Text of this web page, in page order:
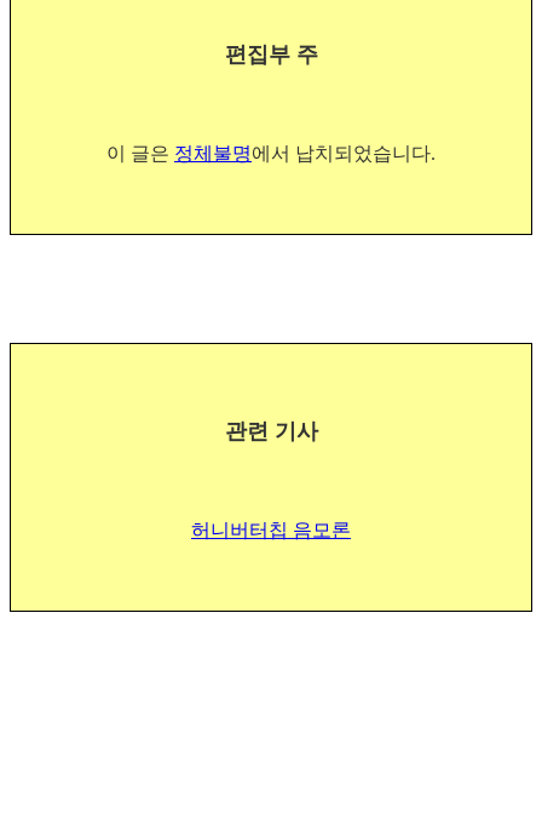
편집부 주
이 글은 정체불명에서 납치되었습니다.
관련 기사
허니버터칩 음모론